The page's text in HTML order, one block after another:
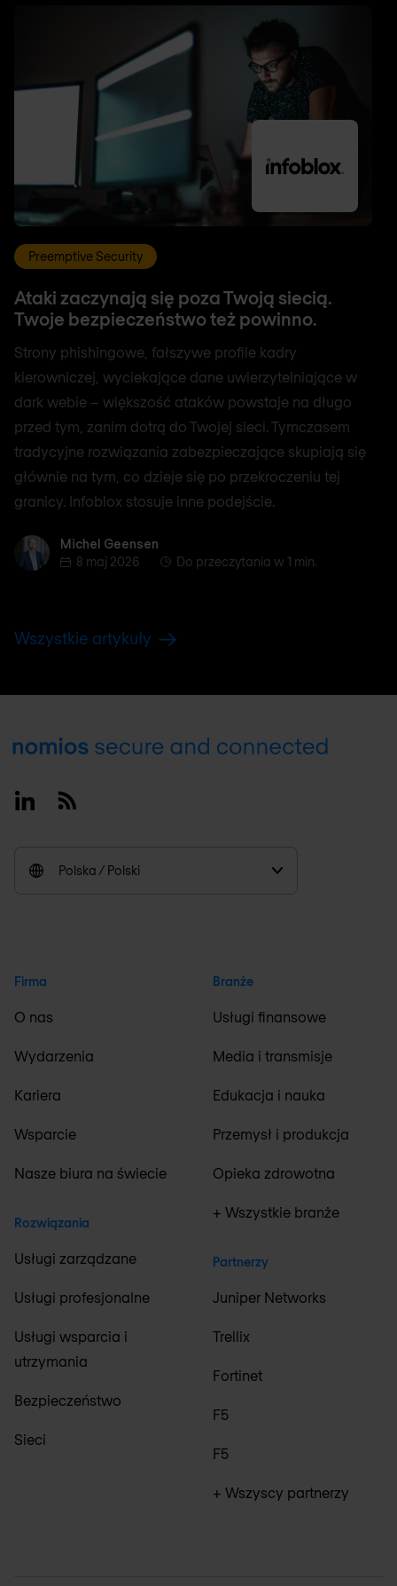
Preemptive Security
Ataki zaczynają się poza Twoją siecią.
Twoje bezpieczeństwo też powinno.
Strony phishingowe, fałszywe profile kadry
kierowniczej, wyciekające dane uwierzytelniające w
dark webie – większość ataków powstaje na długo
przed tym, zanim dotrą do Twojej sieci. Tymczasem
tradycyjne rozwiązania zabezpieczające skupiają się
głównie na tym, co dzieje się po przekroczeniu tej
granicy. Infoblox stosuje inne podejście.
Michel Geensen
Michel Geensen
8 maj 2026
Do przeczytania w 1 min.
Wszystkie artykuły
Footer
LinkedinRSS
Polska / Polski
Firma
O nas
Wydarzenia
Kariera
Wsparcie
Nasze biura na świecie
Rozwiązania
Usługi zarządzane
Usługi profesjonalne
Usługi wsparcia i
utrzymania
Bezpieczeństwo
Sieci
Branże
Usługi finansowe
Media i transmisje
Edukacja i nauka
Przemysł i produkcja
Opieka zdrowotna
+ Wszystkie branże
Partnerzy
Juniper Networks
Trellix
Fortinet
F5
F5
+ Wszyscy partnerzy